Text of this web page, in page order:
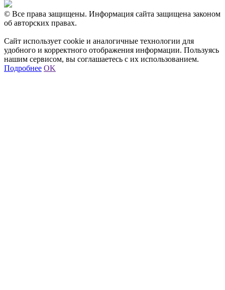
© Все права защищены. Информация сайта защищена законом
об авторских правах.
Сайт использует cookie и аналогичные технологии для
удобного и корректного отображения информации. Пользуясь
нашим сервисом, вы соглашаетесь с их использованием.
Подробнее OK